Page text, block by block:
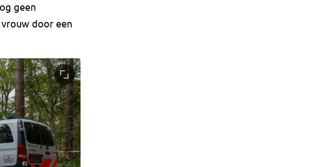
geen
door een